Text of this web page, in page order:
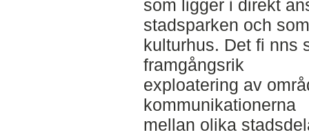
som ligger i direkt
stadsparken och
kulturhus. Det fi nns
framgångsrik
exploatering av
kommunikationerna
mellan olika